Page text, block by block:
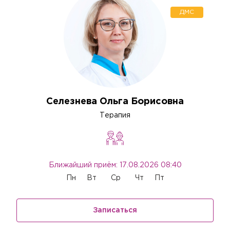
Селезнева Ольга Борисовна
Терапия
Ближайший приём: 17.08.2026 08:40
Пн Вт Ср Чт Пт
Записаться
ДМС